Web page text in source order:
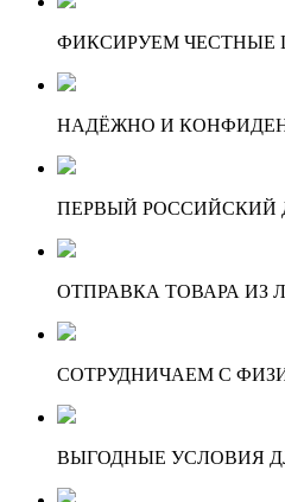
ФИКСИРУЕМ ЧЕСТНЫЕ
НАДЁЖНО И
ПЕРВЫЙ РОССИЙСКИЙ
ОТПРАВКА ТОВАРА ИЗ
СОТРУДНИЧАЕМ С
ВЫГОДНЫЕ УСЛОВИЯ